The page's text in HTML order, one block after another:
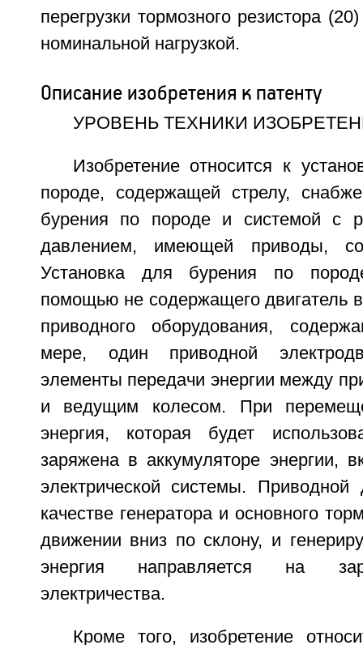
перегрузки тормозного резистора
номинальной нагрузкой.
Описание изобретения к патенту
УРОВЕНЬ ТЕХНИКИ
Изобретение относится к
породе, содержащей стрелу,
бурения по породе и системой с
давлением, имеющей приводы,
Установка для бурения по
помощью не содержащего двигатель
приводного оборудования,
мере, один приводной
элементы передачи энергии между
и ведущим колесом. При
энергия, которая будет
заряжена в аккумуляторе энергии,
электрической системы. Приводной
качестве генератора и основного
движении вниз по склону, и
энергия направляется на
электричества.
Кроме того, изобретение